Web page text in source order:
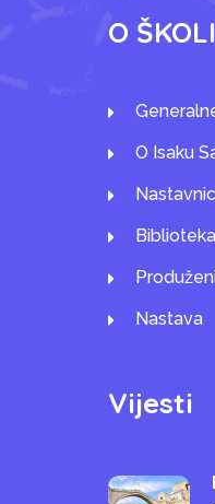
O ŠKOLI
O Isaku
Biblioteka
Nastava
Vijesti